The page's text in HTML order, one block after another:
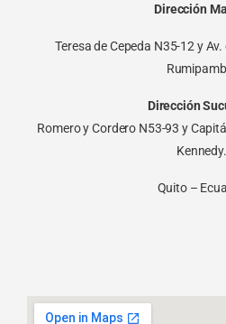
Dirección
Teresa de Cepeda N35-12 y
Dirección
Romero y Cordero N53-93 y
Kennedy.
Quito –